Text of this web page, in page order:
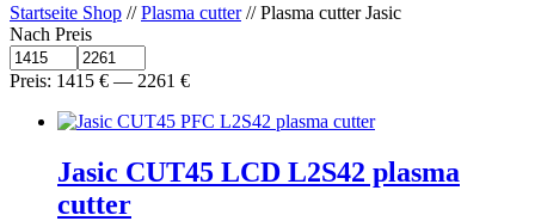
Startseite Shop //Plasma cutter// Plasma cutter Jasic
Nach Preis
Preis: 1415 € — 2261 €
Jasic CUT45 LCD L2S42 plasma
cutter